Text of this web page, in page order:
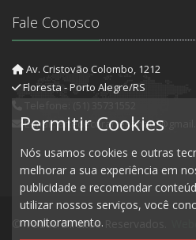
Fale Conosco
Av. Cristovão Colombo, 1212
Floresta - Porto Alegre/RS
E-mail:
© Todos Direitos Reservados.
Permitir Cookies
Nós usamos cookies e outras
melhorar a sua experiência em
publicidade e recomendar
utilizar nossos serviços, você
monitoramento.